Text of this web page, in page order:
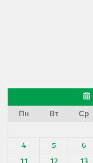
Пн
Вт Ср
4
5 6
11
12 13